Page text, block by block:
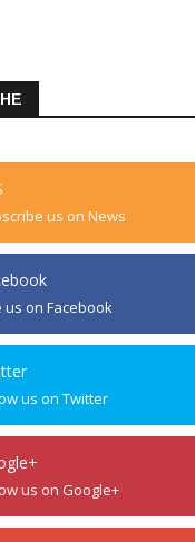
us on News
us on Facebook
us on Twitter
us on Google+